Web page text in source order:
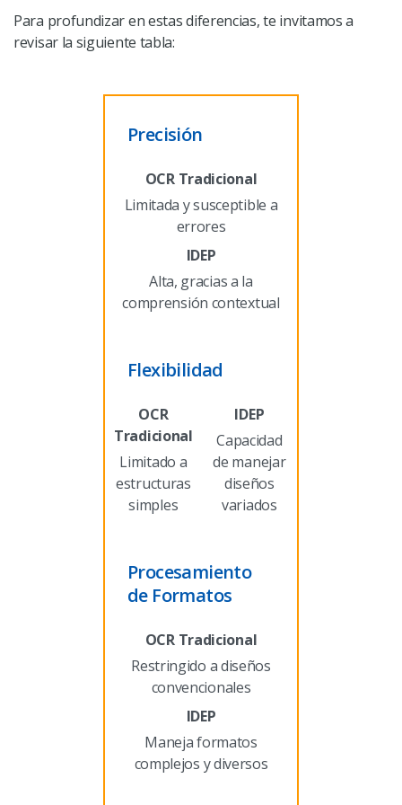
Para profundizar en estas diferencias, te invitamos a
revisar la siguiente tabla:
Precisión
Limitada y susceptible a
errores
Alta, gracias a la
comprensión contextual
Flexibilidad
Limitado a
estructuras
simples
Capacidad
de manejar
diseños
variados
Procesamiento
de Formatos
Restringido a diseños
convencionales
Maneja formatos
complejos y diversos